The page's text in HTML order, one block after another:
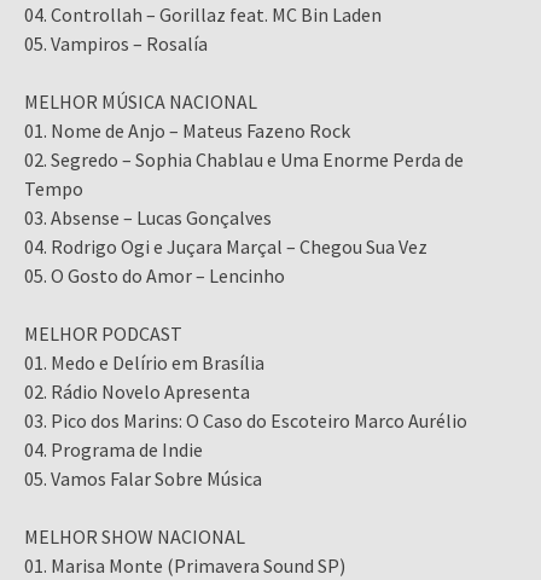
04. Controllah – Gorillaz feat. MC Bin Laden
05. Vampiros – Rosalía
MELHOR MÚSICA NACIONAL
01. Nome de Anjo – Mateus Fazeno Rock
02. Segredo – Sophia Chablau e Uma Enorme Perda de
Tempo
03. Absense – Lucas Gonçalves
04. Rodrigo Ogi e Juçara Marçal – Chegou Sua Vez
05. O Gosto do Amor – Lencinho
MELHOR PODCAST
01. Medo e Delírio em Brasília
02. Rádio Novelo Apresenta
03. Pico dos Marins: O Caso do Escoteiro Marco Aurélio
04. Programa de Indie
05. Vamos Falar Sobre Música
MELHOR SHOW NACIONAL
01. Marisa Monte (Primavera Sound SP)